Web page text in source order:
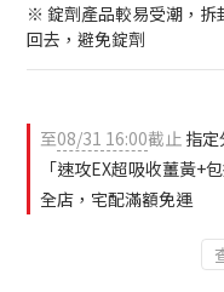
※ 錠劑產品較易受潮，拆
回去，避免錠劑
至08/31 16:00截止 指
「速攻EX超吸收薑黃+
全店，宅配滿額免運